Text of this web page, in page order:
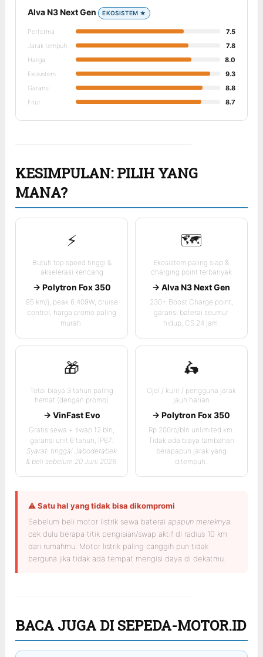
Alva N3 Next Gen EKOSISTEM ★
Performa
7.5
Jarak tempuh
7.8
Harga
8.0
Ekosistem
9.3
Garansi
8.8
Fitur
8.7
KESIMPULAN: PILIH YANG
MANA?
⚡
Butuh top speed tinggi &
akselerasi kencang
→ Polytron Fox 350
95 km/j, peak 6.409W, cruise
control, harga promo paling
murah.
🗺️
Ekosistem paling siap &
charging point terbanyak
→ Alva N3 Next Gen
230+ Boost Charge point,
garansi baterai seumur
hidup, CS 24 jam.
🎁
Total biaya 3 tahun paling
hemat (dengan promo)
→ VinFast Evo
Gratis sewa + swap 12 bln,
garansi unit 6 tahun, IP67.
Syarat: tinggal Jabodetabek
& beli sebelum 20 Juni 2026.
🛵
Ojol / kurir / pengguna jarak
jauh harian
→ Polytron Fox 350
Rp 200rb/bln unlimited km.
Tidak ada biaya tambahan
berapapun jarak yang
ditempuh.
⚠ Satu hal yang tidak bisa dikompromi
Sebelum beli motor listrik sewa baterai apapun mereknya:
cek dulu berapa titik pengisian/swap aktif di radius 10 km
dari rumahmu. Motor listrik paling canggih pun tidak
berguna jika tidak ada tempat mengisi daya di dekatmu.
BACA JUGA DI SEPEDA-MOTOR.ID